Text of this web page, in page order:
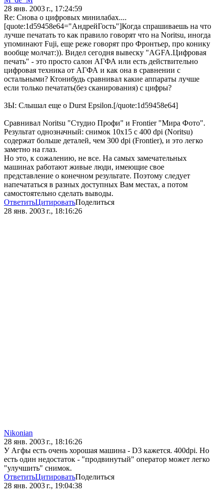
28 янв. 2003 г., 17:24:59
Re: Снова о цифровых минилабах....
[quote:1d59458e64="АндрейГость"]Когда спрашиваешь на что
лучше печатать то как правило говорят что на Noritsu, иногда
упоминают Fuji, еще реже говорят про Фронтьер, про конику
вообще молчат:)). Видел сегодня вывеску "AGFA.Цифровая
печать" - это просто салон АГФА или есть действительно
цифровая техника от АГФА и как она в сравнении с
остальными? Ктонибудь сравнивал какие аппараты лучше
если только печатать(без сканирования) с цифры?
ЗЫ: Слышал еще о Durst Epsilon.[/quote:1d59458e64]
Сравнивал Noritsu "Студио Профи" и Frontier "Мира Фото".
Результат однозначный: снимок 10х15 с 400 dpi (Noritsu)
содержат больше деталей, чем 300 dpi (Frontier), и это легко
заметно на глаз.
Но это, к сожалению, не все. На самых замечательных
машинах работают живые люди, имеющие свое
представление о конечном результате. Поэтому следует
напечататься в разных доступных Вам местах, а потом
самостоятельно сделать выводы.
ОтветитьЦитироватьПоделиться
28 янв. 2003 г., 18:16:26
Nikonian
28 янв. 2003 г., 18:16:26
У Агфы есть очень хорошая машина - D3 кажется. 400dpi. Но
есть один недостаток - "продвинутый" оператор может легко
"улучшить" снимок.
ОтветитьЦитироватьПоделиться
28 янв. 2003 г., 19:04:38